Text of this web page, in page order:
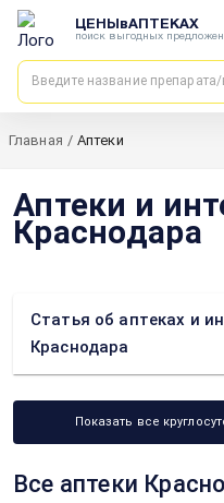
ЦЕНЫвАПТЕКАХ
поиск выгодных
Главная / Аптеки
Аптеки и
Краснодара
Статья об аптеках и
Краснодара
Показать все
Все аптеки